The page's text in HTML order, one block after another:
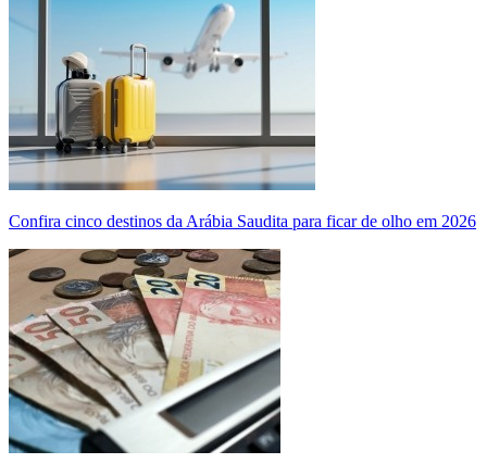
Confira cinco destinos da Arábia Saudita para ficar de olho em 2026